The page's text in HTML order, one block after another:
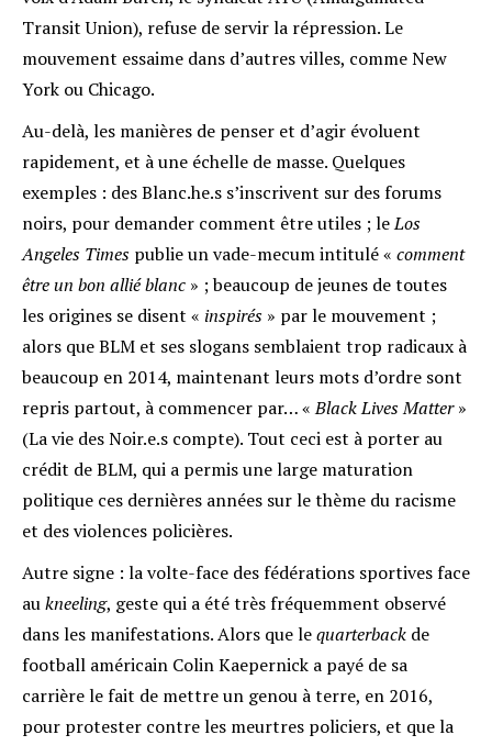
Transit Union), refuse de servir la répression. Le
mouvement essaime dans d’autres villes, comme New
York ou Chicago.
Au-delà, les manières de penser et d’agir évoluent
rapidement, et à une échelle de masse. Quelques
exemples : des Blanc.he.s s’inscrivent sur des forums
noirs, pour demander comment être utiles ; leLos
Angeles Times publie un vade-mecum intitulé « comment
être un bon allié blanc » ; beaucoup de jeunes de toutes
les origines se disent « inspirés » par le mouvement ;
alors que BLM et ses slogans semblaient trop radicaux à
beaucoup en 2014, maintenant leurs mots d’ordre sont
repris partout, à commencer par… «Black Lives Matter»
(La vie des Noir.e.s compte). Tout ceci est à porter au
crédit de BLM, qui a permis une large maturation
politique ces dernières années sur le thème du racisme
et des violences policières.
Autre signe : la volte-face des fédérations sportives face
aukneeling, geste qui a été très fréquemment observé
dans les manifestations. Alors que lequarterback de
football américain Colin Kaepernick a payé de sa
carrière le fait de mettre un genou à terre, en 2016,
pour protester contre les meurtres policiers, et que la